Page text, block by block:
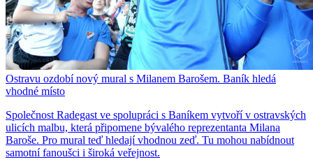
Ostravu ozdobí nový mural s Milanem Barošem. Baník hledá
vhodné místo
Společnost Radegast ve spolupráci s Baníkem vytvoří v ostravských
ulicích malbu, která připomene bývalého reprezentanta Milana
Baroše. Pro mural teď hledají vhodnou zeď. Tu mohou nabídnout
samotní fanoušci i široká veřejnost.